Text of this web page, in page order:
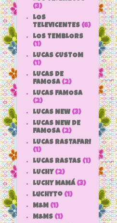
(3)
LOS
TELEVICENTES (6)
LOS TEMBLORS
(1)
LUCAS CUSTOM
(1)
LUCAS DE
FAMOSA (2)
LUCAS FAMOSA
(2)
LUCAS NEW (3)
LUCAS NEW DE
FAMOSA (2)
LUCAS RASTAFARI
(1)
LUCAS RASTAS (1)
LUCHY (2)
LUCHY MAMÁ (3)
luchyto (1)
M&M (1)
M&MS (1)